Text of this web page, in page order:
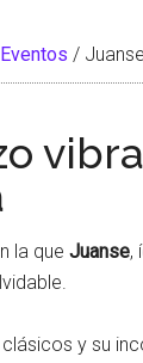
Eventos /
la que Juanse,
y su